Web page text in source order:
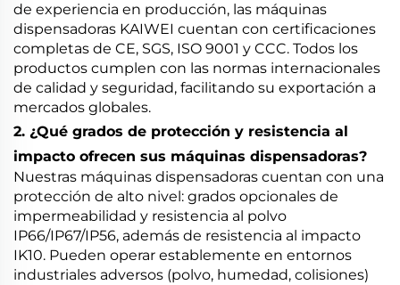
de experiencia en producción, las máquinas
dispensadoras KAIWEI cuentan con certificaciones
completas de CE, SGS, ISO 9001 y CCC. Todos los
productos cumplen con las normas internacionales
de calidad y seguridad, facilitando su exportación a
mercados globales.
2. ¿Qué grados de protección y resistencia al
impacto ofrecen sus máquinas dispensadoras?
Nuestras máquinas dispensadoras cuentan con una
protección de alto nivel: grados opcionales de
impermeabilidad y resistencia al polvo
IP66/IP67/IP56, además de resistencia al impacto
IK10. Pueden operar establemente en entornos
industriales adversos (polvo, humedad, colisiones)